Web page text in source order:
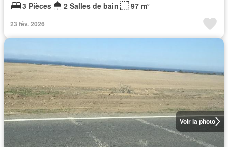
3 Pièces
2 Salles de bain 97 m²
23 fév. 2026
Voir la photo